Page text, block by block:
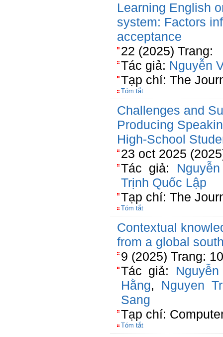
Learning English
system: Factors
acceptance
22 (2025) Trang:
Tác giả: Nguyễn
Tạp chí: The
Tóm tắt
Challenges and
Producing
High-School
23 oct 2025
Tác giả:
Trịnh Quốc Lập
Tạp chí: The
Tóm tắt
Contextual
from a global
9 (2025) Trang:
Tác giả:
Hằng, Nguyen
Sang
Tạp chí:
Tóm tắt